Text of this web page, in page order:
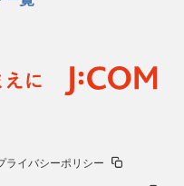
ライバシーポリシー